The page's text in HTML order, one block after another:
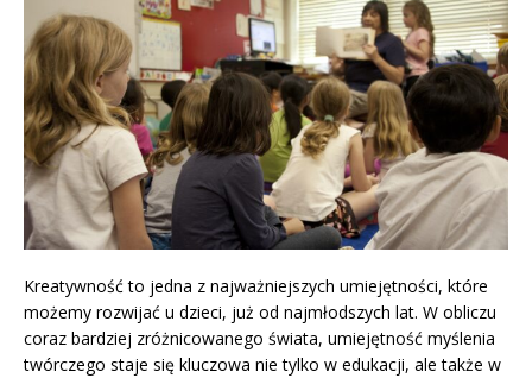
Kreatywność to jedna z najważniejszych umiejętności, które
możemy rozwijać u dzieci, już od najmłodszych lat. W obliczu
coraz bardziej zróżnicowanego świata, umiejętność myślenia
twórczego staje się kluczowa nie tylko w edukacji, ale także w